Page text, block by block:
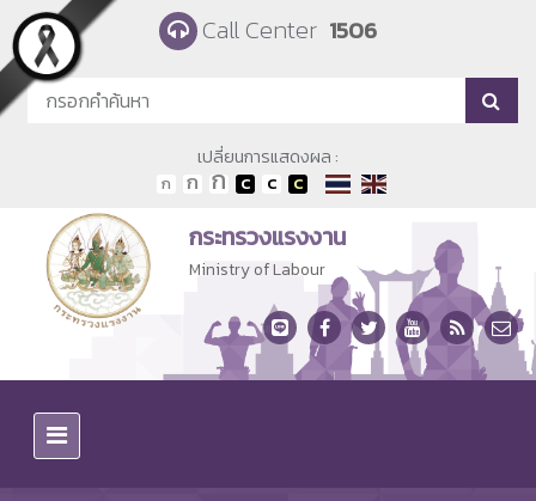
Skip to main content Call Center 1506
เปลี่ยนการแสดงผล :
กระทรวงแรงงาน
Ministry of Labour